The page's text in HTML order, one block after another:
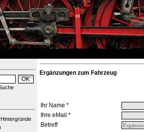
Ergänzungen zum Fahrzeug
Ihr Name *
Ihre eMail *
Betreff